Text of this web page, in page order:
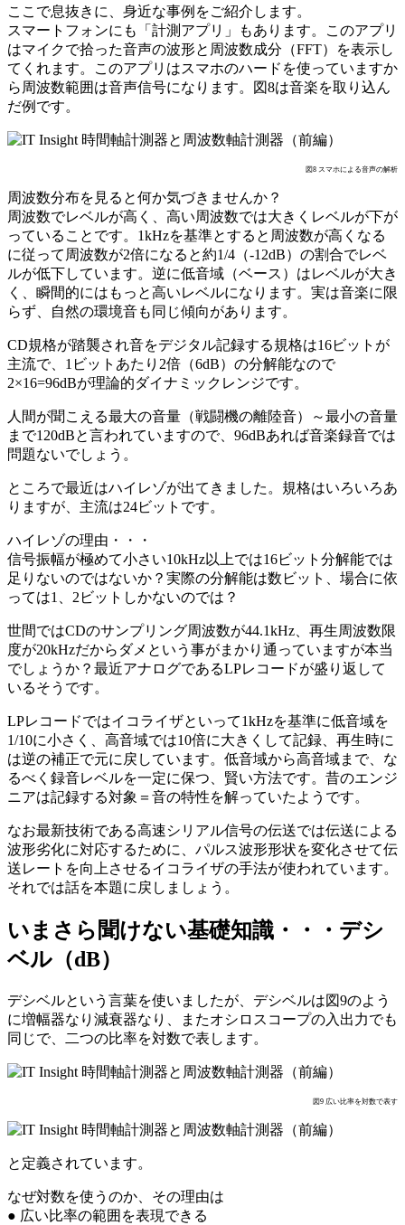
ここで息抜きに、身近な事例をご紹介します。
スマートフォンにも「計測アプリ」もあります。このアプリ
はマイクで拾った音声の波形と周波数成分（FFT）を表示し
てくれます。このアプリはスマホのハードを使っていますか
ら周波数範囲は音声信号になります。図8は音楽を取り込ん
だ例です。
図8 スマホによる音声の解析
周波数分布を見ると何か気づきませんか？
周波数でレベルが高く、高い周波数では大きくレベルが下が
っていることです。1kHzを基準とすると周波数が高くなる
に従って周波数が2倍になると約1/4（-12dB）の割合でレベ
ルが低下しています。逆に低音域（ベース）はレベルが大き
く、瞬間的にはもっと高いレベルになります。実は音楽に限
らず、自然の環境音も同じ傾向があります。
CD規格が踏襲され音をデジタル記録する規格は16ビットが
主流で、1ビットあたり2倍（6dB）の分解能なので
2×16=96dBが理論的ダイナミックレンジです。
人間が聞こえる最大の音量（戦闘機の離陸音）～最小の音量
まで120dBと言われていますので、96dBあれば音楽録音では
問題ないでしょう。
ところで最近はハイレゾが出てきました。規格はいろいろあ
りますが、主流は24ビットです。
ハイレゾの理由・・・
信号振幅が極めて小さい10kHz以上では16ビット分解能では
足りないのではないか？実際の分解能は数ビット、場合に依
っては1、2ビットしかないのでは？
世間ではCDのサンプリング周波数が44.1kHz、再生周波数限
度が20kHzだからダメという事がまかり通っていますが本当
でしょうか？最近アナログであるLPレコードが盛り返して
いるそうです。
LPレコードではイコライザといって1kHzを基準に低音域を
1/10に小さく、高音域では10倍に大きくして記録、再生時に
は逆の補正で元に戻しています。低音域から高音域まで、な
るべく録音レベルを一定に保つ、賢い方法です。昔のエンジ
ニアは記録する対象＝音の特性を解っていたようです。
なお最新技術である高速シリアル信号の伝送では伝送による
波形劣化に対応するために、パルス波形形状を変化させて伝
送レートを向上させるイコライザの手法が使われています。
それでは話を本題に戻しましょう。
いまさら聞けない基礎知識・・・デシ
ベル（dB）
デシベルという言葉を使いましたが、デシベルは図9のよう
に増幅器なり減衰器なり、またオシロスコープの入出力でも
同じで、二つの比率を対数で表します。
図9 広い比率を対数で表す
と定義されています。
なぜ対数を使うのか、その理由は
● 広い比率の範囲を表現できる